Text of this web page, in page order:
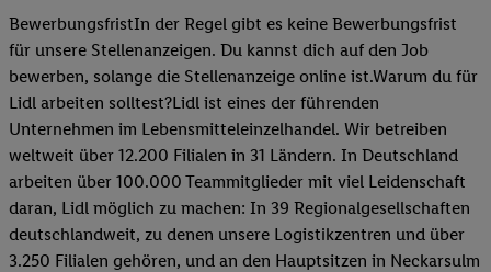
BewerbungsfristIn der Regel gibt es keine Bewerbungsfrist
für unsere Stellenanzeigen. Du kannst dich auf den Job
bewerben, solange die Stellenanzeige online ist.Warum du für
Lidl arbeiten solltest?Lidl ist eines der führenden
Unternehmen im Lebensmitteleinzelhandel. Wir betreiben
weltweit über 12.200 Filialen in 31 Ländern. In Deutschland
arbeiten über 100.000 Teammitglieder mit viel Leidenschaft
daran, Lidl möglich zu machen: In 39 Regionalgesellschaften
deutschlandweit, zu denen unsere Logistikzentren und über
3.250 Filialen gehören, und an den Hauptsitzen in Neckarsulm